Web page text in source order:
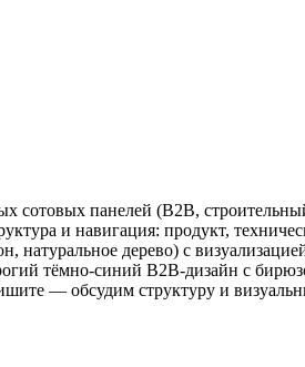
сотовых панелей (B2B,
и навигация: продукт,
дерево) с
тёмно-синий B2B-дизайн с
— обсудим структуру и